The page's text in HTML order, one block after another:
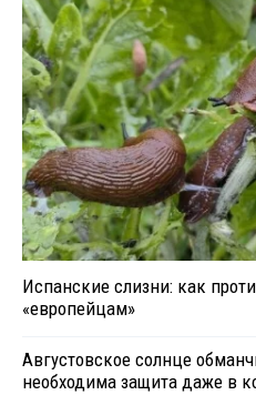
Испанские слизни: как
«европейцам»
Августовское солнце
необходима защита даже в